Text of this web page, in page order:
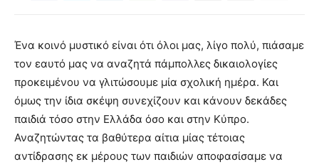
Ένα κοινό μυστικό είναι ότι όλοι μας, λίγο πολύ, πιάσαμε
τον εαυτό μας να αναζητά πάμπολλες δικαιολογίες
προκειμένου να γλιτώσουμε μία σχολική ημέρα. Και
όμως την ίδια σκέψη συνεχίζουν και κάνουν δεκάδες
παιδιά τόσο στην Ελλάδα όσο και στην Κύπρο.
Αναζητώντας τα βαθύτερα αίτια μίας τέτοιας
αντίδρασης εκ μέρους των παιδιών αποφασίσαμε να